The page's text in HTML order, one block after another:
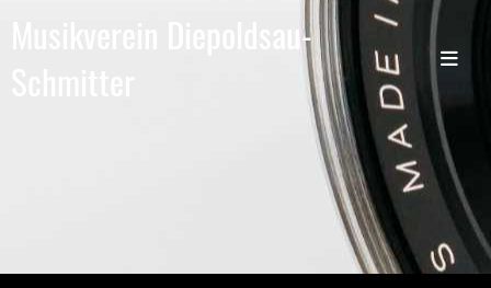
Musikverein Diepoldsau-